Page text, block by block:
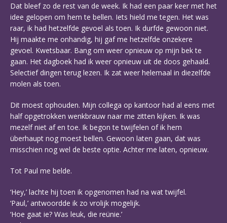
Dat bleef zo de rest van de week. Ik had een paar keer met het
idee gelopen om hem te bellen. Iets hield me tegen. Het was
raar, ik had hetzelfde gevoel als toen. Ik durfde gewoon niet.
Hij maakte me onhandig, hij gaf me hetzelfde onzekere
gevoel. Kwetsbaar. Bang om weer opnieuw op mijn bek te
gaan. Het dagboek had ik weer opnieuw uit de doos gehaald.
Selectief dingen terug lezen. Ik zat weer helemaal in diezelfde
molen als toen.
Dit moest ophouden. Mijn collega op kantoor had al eens met
half opgetrokken wenkbrauw naar me zitten kijken. Ik was
mezelf niet af en toe. Ik begon te twijfelen of ik hem
überhaupt nog moest bellen. Gewoon laten gaan, dat was
misschien nog wel de beste optie. Achter me laten, opnieuw.
Tot Paul me belde.
‘Hey,’ lachte hij toen ik opgenomen had na wat twijfel.
‘Paul,’ antwoordde ik zo vrolijk mogelijk.
‘Hoe gaat ie? Was leuk, die reünie.’